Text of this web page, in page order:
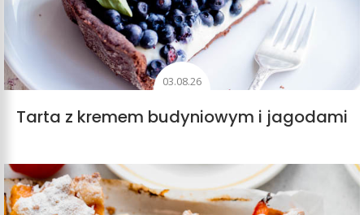
03.08.26
Tarta z kremem budyniowym i jagodami